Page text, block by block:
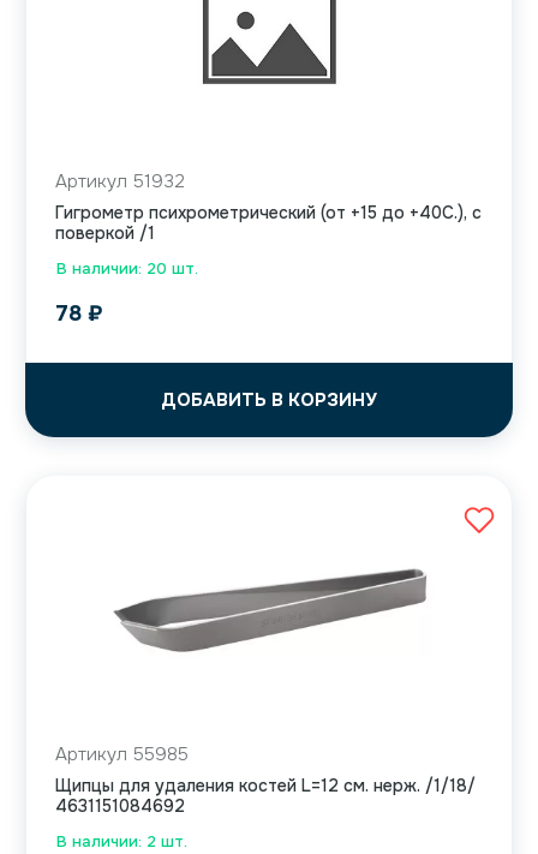
В наличии: 20 шт.
Артикул 51932
Гигрометр психрометрический (от +15 до +40С.), с
поверкой /1
78 ₽
ДОБАВИТЬ В КОРЗИНУ
В наличии: 2 шт.
Артикул 55985
Щипцы для удаления костей L=12 см. нерж. /1/18/
4631151084692